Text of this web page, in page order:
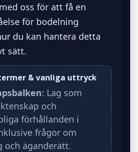
oss för att få en
för bodelning
du kan hantera detta
sätt.
& vanliga uttryck
: Lag som
och
förhållanden i
frågor om
och äganderätt.